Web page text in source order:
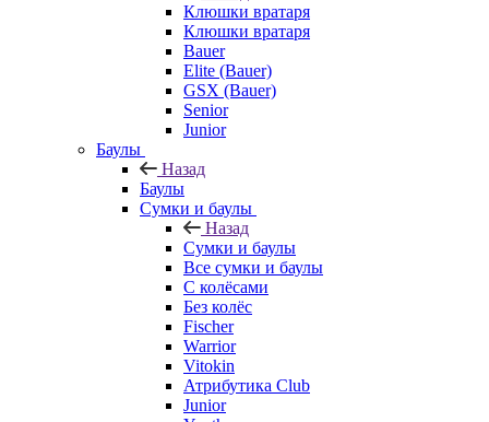
Клюшки вратаря
Клюшки вратаря
Bauer
Elite (Bauer)
GSX (Bauer)
Senior
Junior
Баулы
Назад
Баулы
Сумки и баулы
Назад
Сумки и баулы
Все сумки и баулы
С колёсами
Без колёс
Fischer
Warrior
Vitokin
Атрибутика Club
Junior